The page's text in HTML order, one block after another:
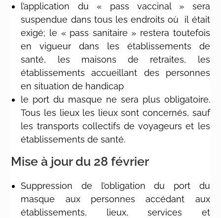
l’application du « pass vaccinal » sera
suspendue dans tous les endroits où il était
exigé; le « pass sanitaire » restera toutefois
en vigueur dans les établissements de
santé, les maisons de retraites, les
établissements accueillant des personnes
en situation de handicap
le port du masque ne sera plus obligatoire.
Tous les lieux les lieux sont concernés, sauf
les transports collectifs de voyageurs et les
établissements de santé.
Mise à jour du 28 février
Suppression de l’obligation du port du
masque aux personnes accédant aux
établissements, lieux, services et